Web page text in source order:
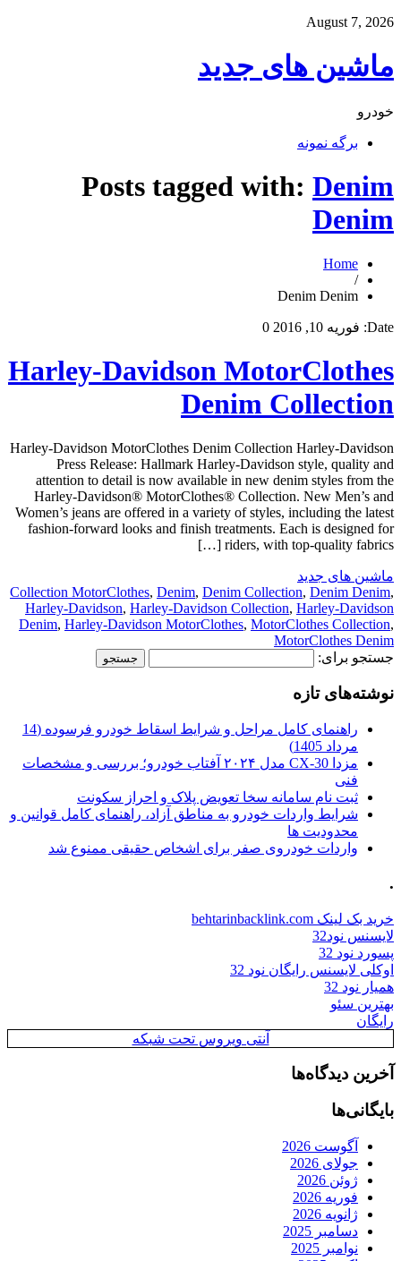
August 7, 2026
ماشین های جدید
خودرو
برگه نمونه
Posts tagged with: Denim
Denim
Home
/
Denim Denim
Date: فوریه 10, 2016 0
Harley-Davidson MotorClothes
Denim Collection
Harley-Davidson MotorClothes Denim Collection Harley-Davidson
Press Release: Hallmark Harley-Davidson style, quality and
attention to detail is now available in new denim styles from the
Harley-Davidson® MotorClothes® Collection. New Men’s and
Women’s jeans are offered in a variety of styles, including the latest
fashion-forward looks and finish treatments. Each is designed for
riders, with top-quality fabrics […]
ماشین های جدید
Collection MotorClothes, Denim, Denim Collection, Denim Denim,
Harley-Davidson, Harley-Davidson Collection, Harley-Davidson
Denim, Harley-Davidson MotorClothes, MotorClothes Collection,
MotorClothes Denim
جستجو برای:
نوشته‌های تازه
راهنمای کامل مراحل و شرایط اسقاط خودرو فرسوده (14
مرداد 1405)
مزدا CX-30 مدل ۲۰۲۴ آفتاب خودرو؛ بررسی و مشخصات
فنی
ثبت نام سامانه سخا تعویض پلاک و احراز سکونت
شرایط واردات خودرو به مناطق آزاد، راهنمای کامل قوانین و
محدودیت ها
واردات خودروی صفر برای اشخاص حقیقی ممنوع شد
.
خرید بک لینک behtarinbacklink.com
لایسنس نود32
پسورد نود 32
اوکلی لایسنس رایگان نود 32
همیار نود 32
بهترین سئو
رایگان
آنتی ویروس تحت شبکه
آخرین دیدگاه‌ها
بایگانی‌ها
آگوست 2026
جولای 2026
ژوئن 2026
فوریه 2026
ژانویه 2026
دسامبر 2025
نوامبر 2025